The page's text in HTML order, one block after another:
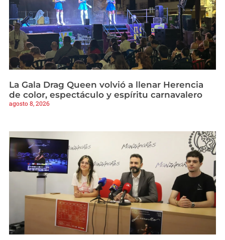
La Gala Drag Queen volvió a llenar Herencia
de color, espectáculo y espíritu carnavalero
agosto 8, 2026